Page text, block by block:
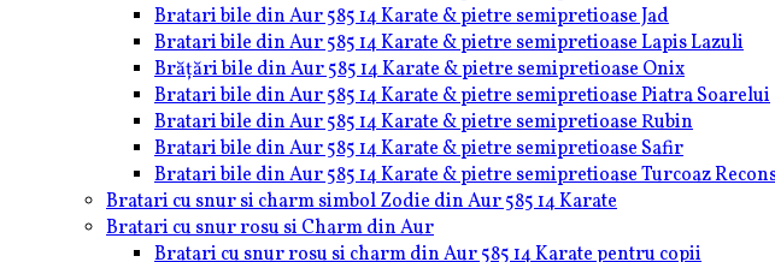
Bratari bile din Aur 585 14 Karate & pietre semipretioase Jad
Bratari bile din Aur 585 14 Karate & pietre semipretioase Lapis Lazuli
Brățări bile din Aur 585 14 Karate & pietre semipretioase Onix
Bratari bile din Aur 585 14 Karate & pietre semipretioase Piatra Soarelui
Bratari bile din Aur 585 14 Karate & pietre semipretioase Rubin
Bratari bile din Aur 585 14 Karate & pietre semipretioase Safir
Bratari bile din Aur 585 14 Karate & pietre semipretioase Turcoaz
Bratari cu snur si charm simbol Zodie din Aur 585 14 Karate
Bratari cu snur rosu si Charm din Aur
Bratari cu snur rosu si charm din Aur 585 14 Karate pentru copii